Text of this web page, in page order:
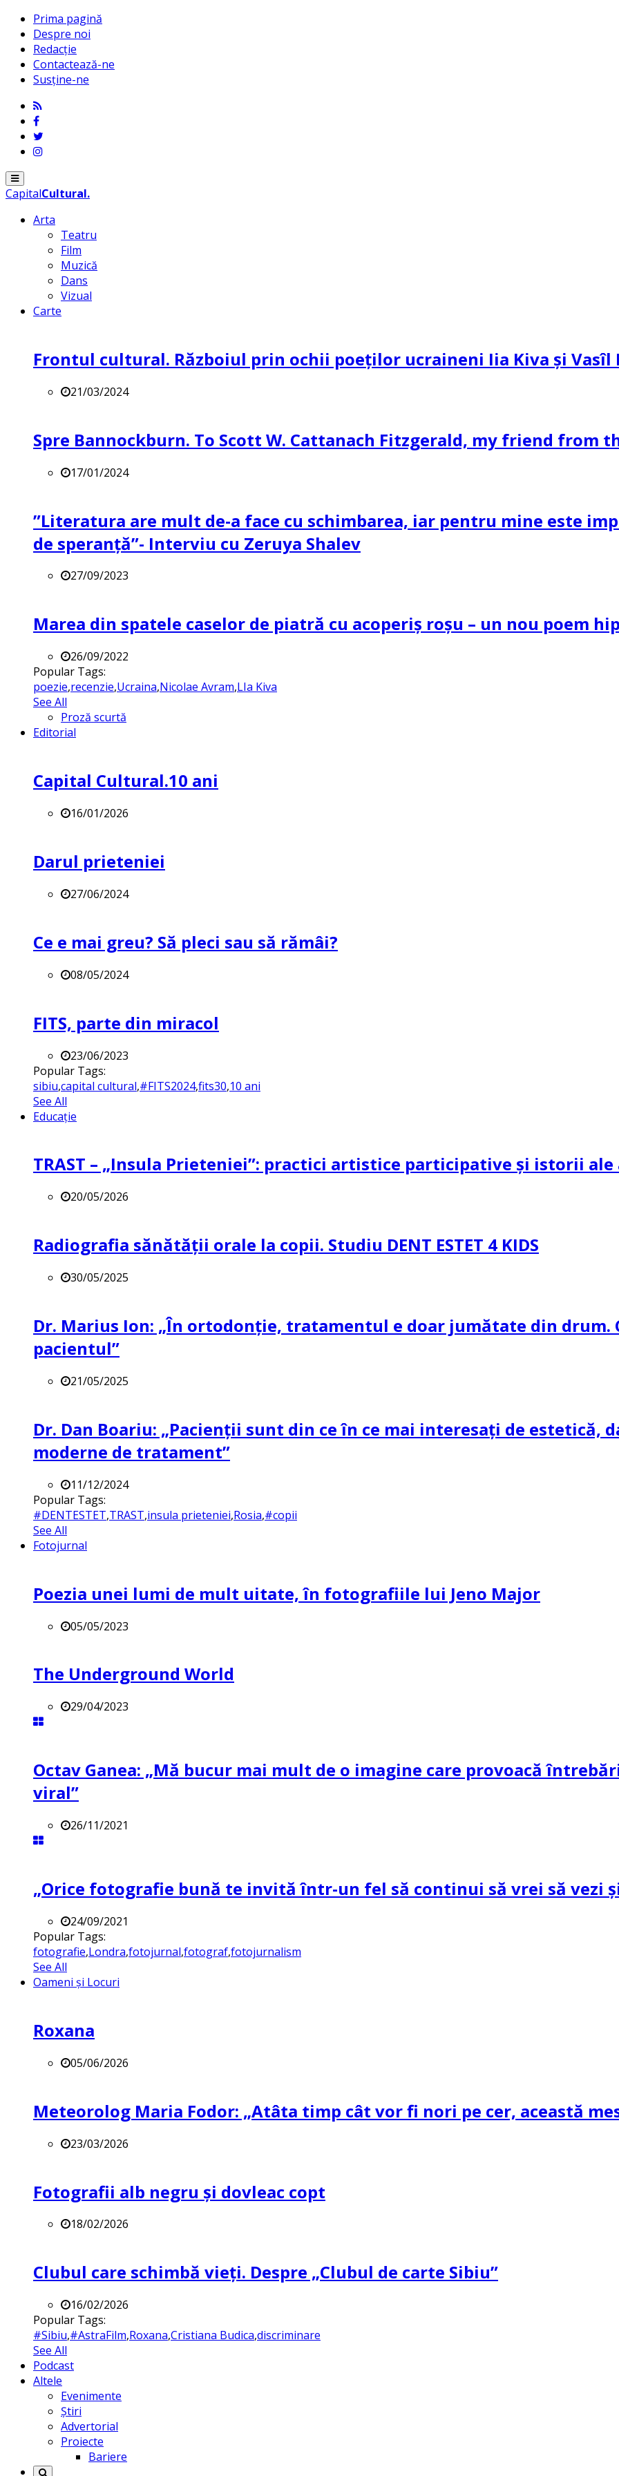
Prima pagină
Despre noi
Redacție
Contactează-ne
Susține-ne
Menu
CapitalCultural.
Arta
Teatru
Film
Muzică
Dans
Vizual
Carte
Frontul cultural. Războiul prin ochii poeților ucraineni Iia Kiva și Vasîl
21/03/2024
Spre Bannockburn. To Scott W. Cattanach Fitzgerald, my friend from
17/01/2024
”Literatura are mult de-a face cu schimbarea, iar pentru mine este
de speranță”- Interviu cu Zeruya Shalev
27/09/2023
Marea din spatele caselor de piatră cu acoperiș roșu – un nou poem
26/09/2022
Popular Tags:
poezie,recenzie,Ucraina,Nicolae Avram,LIa Kiva
See All
Proză scurtă
Editorial
Capital Cultural.10 ani
16/01/2026
Darul prieteniei
27/06/2024
Ce e mai greu? Să pleci sau să rămâi?
08/05/2024
FITS, parte din miracol
23/06/2023
Popular Tags:
sibiu,capital cultural,#FITS2024,fits30,10 ani
See All
Educație
TRAST – „Insula Prieteniei”: practici artistice participative și istorii
20/05/2026
Radiografia sănătății orale la copii. Studiu DENT ESTET 4 KIDS
30/05/2025
Dr. Marius Ion: „În ortodonție, tratamentul e doar jumătate din drum.
pacientul”
21/05/2025
Dr. Dan Boariu: „Pacienții sunt din ce în ce mai interesați de estetică,
moderne de tratament”
11/12/2024
Popular Tags:
#DENTESTET,TRAST,insula prieteniei,Rosia,#copii
See All
Fotojurnal
Poezia unei lumi de mult uitate, în fotografiile lui Jeno Major
05/05/2023
The Underground World
29/04/2023
Octav Ganea: „Mă bucur mai mult de o imagine care provoacă
viral”
26/11/2021
„Orice fotografie bună te invită într-un fel să continui să vrei să vezi
24/09/2021
Popular Tags:
fotografie,Londra,fotojurnal,fotograf,fotojurnalism
See All
Oameni și Locuri
Roxana
05/06/2026
Meteorolog Maria Fodor: „Atâta timp cât vor fi nori pe cer, această
23/03/2026
Fotografii alb negru și dovleac copt
18/02/2026
Clubul care schimbă vieți. Despre „Clubul de carte Sibiu”
16/02/2026
Popular Tags:
#Sibiu,#AstraFilm,Roxana,Cristiana Budica,discriminare
See All
Podcast
Altele
Evenimente
Știri
Advertorial
Proiecte
Bariere